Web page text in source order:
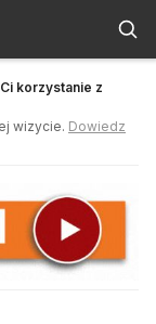
korzystanie z
wizycie. Dowiedz